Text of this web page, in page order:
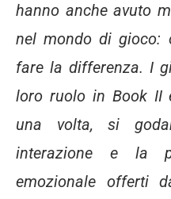
hanno anche avuto
nel mondo di gioco:
fare la differenza. I
loro ruolo in Book II
una volta, si
interazione e la
emozionale offerti